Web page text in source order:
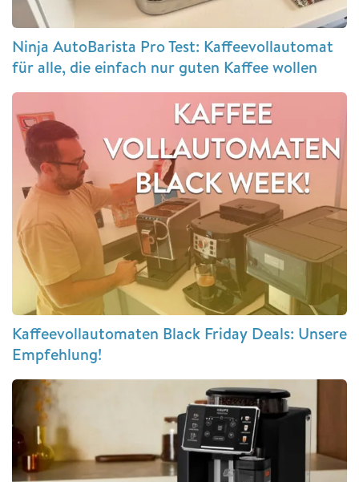
Ninja AutoBarista Pro Test: Kaffeevollautomat
für alle, die einfach nur guten Kaffee wollen
Kaffeevollautomaten Black Friday Deals: Unsere
Empfehlung!